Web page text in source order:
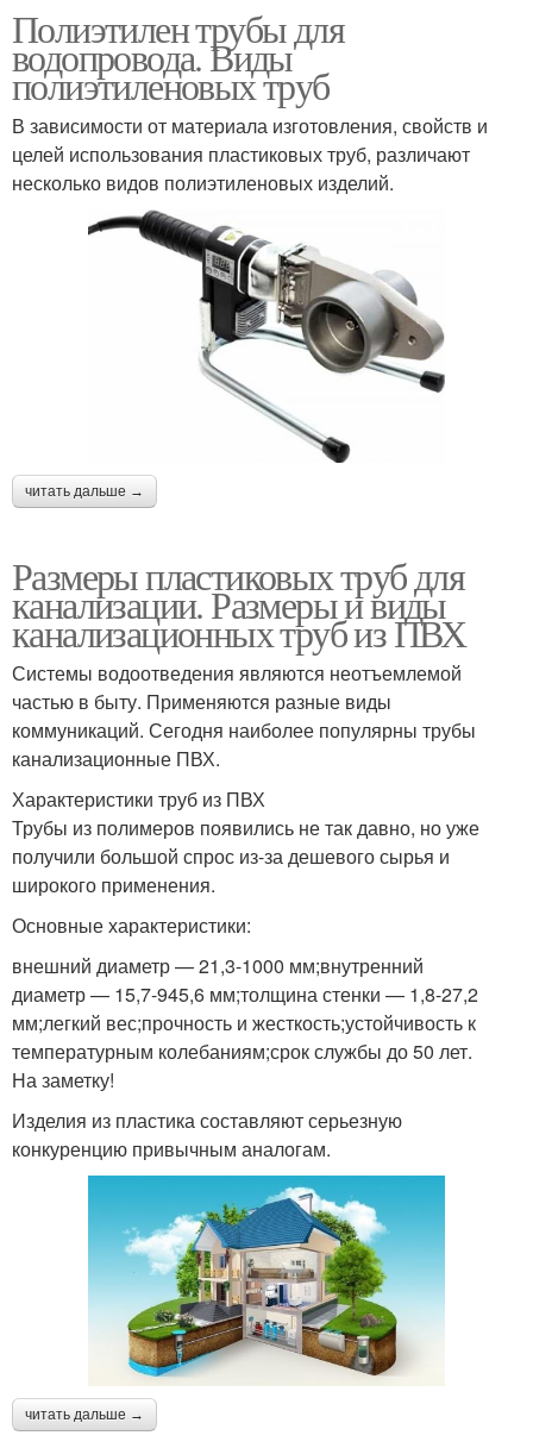
Полиэтилен трубы для
водопровода. Виды
полиэтиленовых труб
В зависимости от материала изготовления, свойств и
целей использования пластиковых труб, различают
несколько видов полиэтиленовых изделий.
читать дальше →
Размеры пластиковых труб для
канализации. Размеры и виды
канализационных труб из ПВХ
Системы водоотведения являются неотъемлемой
частью в быту. Применяются разные виды
коммуникаций. Сегодня наиболее популярны трубы
канализационные ПВХ.
Характеристики труб из ПВХ
Трубы из полимеров появились не так давно, но уже
получили большой спрос из-за дешевого сырья и
широкого применения.
Основные характеристики:
внешний диаметр — 21,3-1000 мм;внутренний
диаметр — 15,7-945,6 мм;толщина стенки — 1,8-27,2
мм;легкий вес;прочность и жесткость;устойчивость к
температурным колебаниям;срок службы до 50 лет.
На заметку!
Изделия из пластика составляют серьезную
конкуренцию привычным аналогам.
читать дальше →